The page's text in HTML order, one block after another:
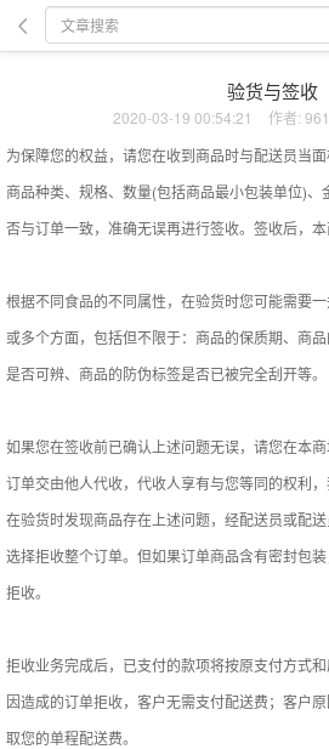
验货与签收
2020-03-19 00:54:21 作者:
为保障您的权益，请您在收到商品时与配送员当
商品种类、规格、数量(包括商品最小包装单位)
否与订单一致，准确无误再进行签收。签收后，本
根据不同食品的不同属性，在验货时您可能需要
或多个方面，包括但不限于：商品的保质期、商
是否可辨、商品的防伪标签是否已被完全刮开等。
如果您在签收前已确认上述问题无误，请您在本
订单交由他人代收，代收人享有与您等同的权利
在验货时发现商品存在上述问题，经配送员或配
选择拒收整个订单。但如果订单商品含有密封包
拒收。
拒收业务完成后，已支付的款项将按原支付方式
因造成的订单拒收，客户无需支付配送费；客户
取您的单程配送费。